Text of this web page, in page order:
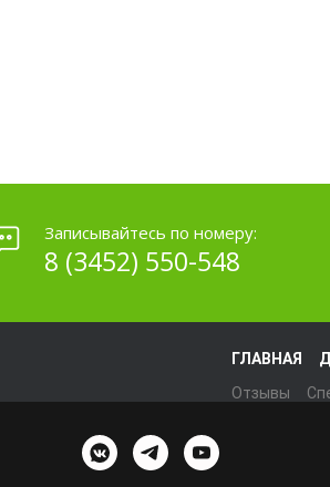
Записывайтесь по номеру:
8 (3452) 550-548
ГЛАВНАЯ
Отзывы